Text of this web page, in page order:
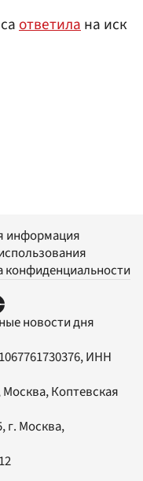
ответилана иск
информация
конфиденциальности
новости дня
ИНН
Коптевская
, г. Москва,